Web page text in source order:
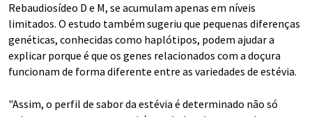
Rebaudiosídeo D e M, se acumulam apenas em níveis
limitados. O estudo também sugeriu que pequenas diferenças
genéticas, conhecidas como haplótipos, podem ajudar a
explicar porque é que os genes relacionados com a doçura
funcionam de forma diferente entre as variedades de estévia.
"Assim, o perfil de sabor da estévia é determinado não só